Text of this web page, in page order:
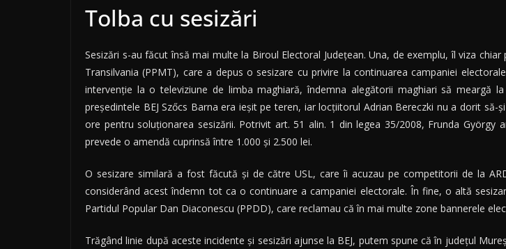
Tolba cu sesizări
Sesizări s-au făcut însă mai multe la Biroul Electoral Județean. Una, de exemplu, îl viza
Transilvania (PPMT), care a depus o sesizare cu privire la continuarea campaniei
intervenţie la o televiziune de limba maghiară, îndemna alegătorii maghiari să
președintele BEJ Szőcs Barna era ieșit pe teren, iar locțiitorul Adrian Bereczki nu a dorit
ore pentru soluționarea sesizării. Potrivit art. 51 alin. 1 din legea 35/2008, Frunda
prevede o amendă cuprinsă între 1.000 şi 2.500 lei.
O sesizare similară a fost făcută și de către USL, care îi acuzau pe competitorii de la
considerând acest îndemn tot ca o continuare a campaniei electorale. În fine, o altă
Partidul Popular Dan Diaconescu (PPDD), care reclamau că în mai multe zone bannerele
Trăgând linie după aceste incidente și sesizări ajunse la BEJ, putem spune că în județul